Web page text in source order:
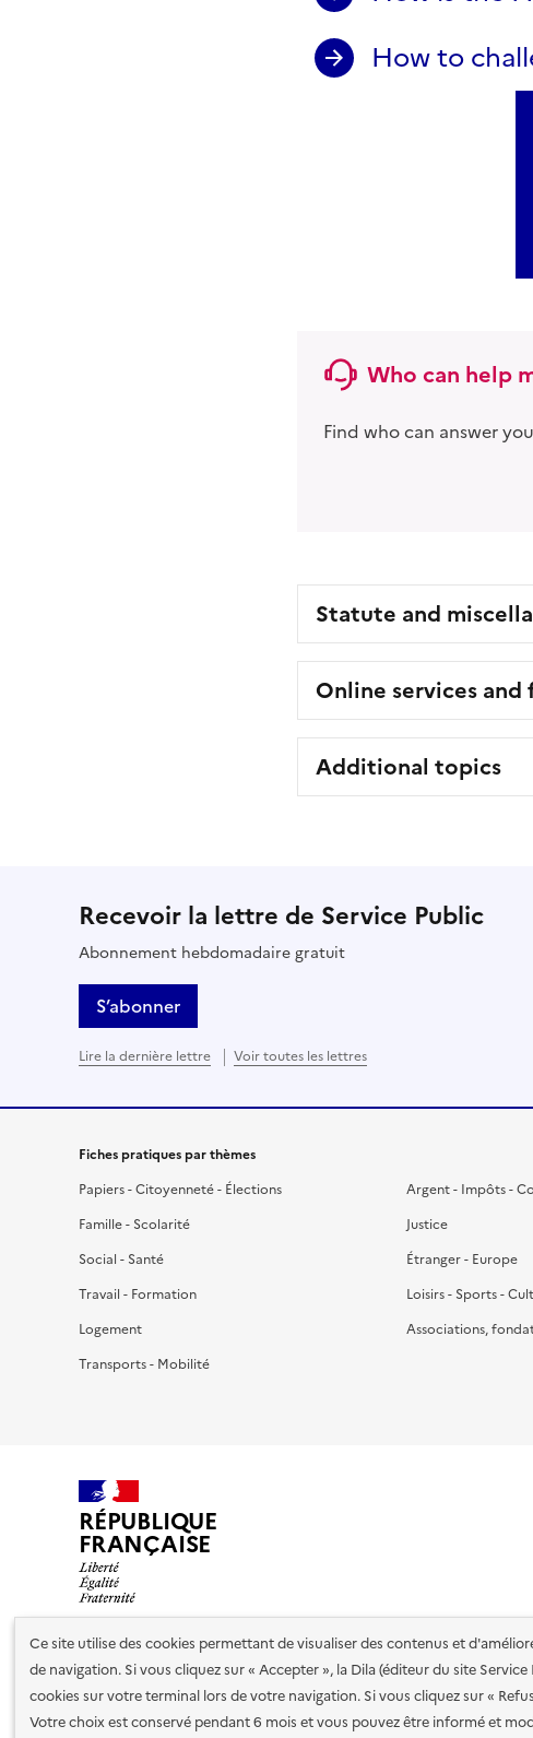
Ce site utilise des cookies permettant de visualiser des contenus et
de navigation. Si vous cliquez sur « Accepter », la Dila (éditeur du site
cookies sur votre terminal lors de votre navigation. Si vous cliquez sur «
Votre choix est conservé pendant 6 mois et vous pouvez être informé et
How to
Who can help
Find who can answer
Statute and
Online services and
Additional topics
Recevoir la lettre de Service Public
Abonnement hebdomadaire gratuit
S’abonner
Lire la dernière lettre Voir toutes les lettres
Fiches pratiques par thèmes
Papiers - Citoyenneté - Élections
Famille - Scolarité
Social - Santé
Travail - Formation
Logement
Transports - Mobilité
Argent - Impôts -
Justice
Étranger - Europe
Loisirs - Sports -
Associations,
RÉPUBLIQUE
FRANÇAISE
Nos partenaires